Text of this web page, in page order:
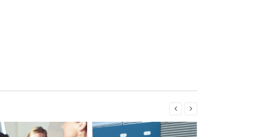
 